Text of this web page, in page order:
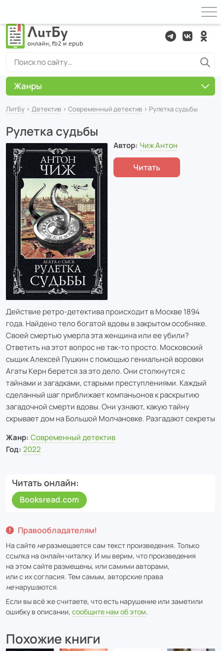
ЛитБу › Детектив › Современный детектив › Рулетка судьбы
Рулетка судьбы
Автор: Чиж Антон
Читать
Действие ретро-детектива происходит в Москве 1894
года. Найдено тело богатой вдовы в закрытом особняке.
Своей смертью умерла эта женщина или ее убили?
Ответить на этот вопрос не так-то просто. Московский
сыщик Алексей Пушкин с помощью гениальной воровки
Агаты Керн берется за это дело. Они столкнутся с
тайнами и загадками, старыми преступлениями. Каждый
сделанный шаг приближает компаньонов к раскрытию
загадочной смерти вдовы. Они узнают, какую тайну
скрывает дом на Большой Молчановке. Разгадают секреты
Жанр: Современный детектив
Год: 2022
Читать онлайн
Booksread.com
Правообладателям!
На сайте неразмещается сам текст произведения. Только
ссылка на онлайн читалку. И мы верим, что произведения
на этом сайте размещены, или самими авторами,
или с их согласия. Тем самым, авторские права
ненарушаются.
Если вы всё же считаете, что есть нарушение или заметили
ошибку в описании, сообщите нам об этом.
Похожие книги
Жанры